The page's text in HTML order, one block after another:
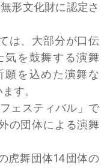
形文化財に認定さ
は、大部分が口伝
気を鼓舞する演舞
願を込めた演舞な
す。
ェスティバル」で
の団体による演舞
虎舞団体14団体の